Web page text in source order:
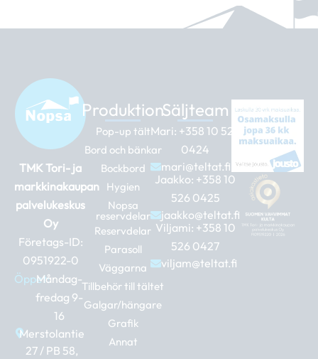
TMK Tori- ja
markkinakaupan
palvelukeskus
Oy
Företags-ID:
0951922-0
Öppet:Måndag-
fredag 9-
16
Merstolantie
27 / PB 58,
Produktion
Pop-up tält
Bord och bänkar
Bockbord
Hygien
Nopsa
reservdelar
Reservdelar
Parasoll
Väggarna
Tillbehör till tältet
Galgar/hängare
Grafik
Annat
Säljteam
Mari: +358 10 526
0424
mari@teltat.fi
Jaakko: +358 10
526 0425
jaakko@teltat.fi
Viljami: +358 10
526 0427
viljam@teltat.fi